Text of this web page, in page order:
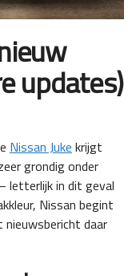
updates)
Nissan Juke krijgt
grondig onder
letterlijk in dit geval
Nissan begint
daar